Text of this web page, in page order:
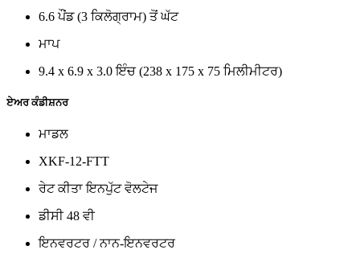
6.6 ਪੌਂਡ (3 ਕਿਲੋਗ੍ਰਾਮ) ਤੋਂ ਘੱਟ
ਮਾਪ
9.4 x 6.9 x 3.0 ਇੰਚ (238 x 175 x 75 ਮਿਲੀਮੀਟਰ)
ਏਅਰ ਕੰਡੀਸ਼ਨਰ
ਮਾਡਲ
XKF-12-FTT
ਰੇਟ ਕੀਤਾ ਇਨਪੁੱਟ ਵੋਲਟੇਜ
ਡੀਸੀ 48 ਵੀ
ਇਨਵਰਟਰ / ਨਾਨ-ਇਨਵਰਟਰ